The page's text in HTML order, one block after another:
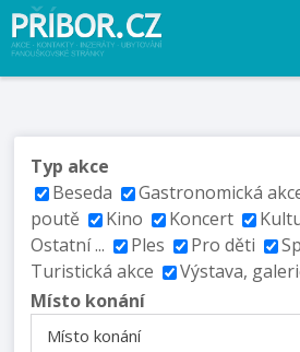
Typ akce
Beseda
Gastronomická
poutě
Kino Koncert
Ostatní ...
Ples Pro děti
Turistická akce
Výstava,
Místo konání